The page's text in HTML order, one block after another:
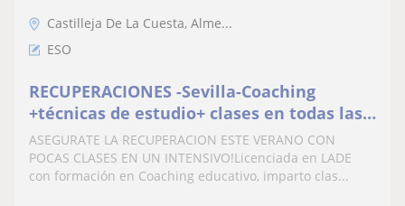
Castilleja De La Cuesta, Alme...
ESO
RECUPERACIONES -Sevilla-Coaching
+técnicas de estudio+ clases en todas las
materias de apoyo escolar
ASEGURATE LA RECUPERACION ESTE VERANO CON
POCAS CLASES EN UN INTENSIVO!Licenciada en LADE
con formación en Coaching educativo, imparto clas...